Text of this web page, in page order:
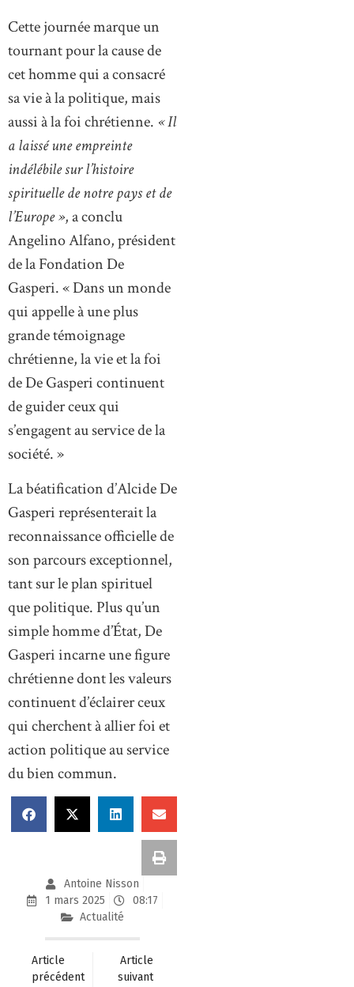
Cette journée marque un
tournant pour la cause de
cet homme qui a consacré
sa vie à la politique, mais
aussi à la foi chrétienne. « Il
a laissé une empreinte
indélébile sur l’histoire
spirituelle de notre pays et de
l’Europe », a conclu
Angelino Alfano, président
de la Fondation De
Gasperi. « Dans un monde
qui appelle à une plus
grande témoignage
chrétienne, la vie et la foi
de De Gasperi continuent
de guider ceux qui
s’engagent au service de la
société. »
La béatification d’Alcide De
Gasperi représenterait la
reconnaissance officielle de
son parcours exceptionnel,
tant sur le plan spirituel
que politique. Plus qu’un
simple homme d’État, De
Gasperi incarne une figure
chrétienne dont les valeurs
continuent d’éclairer ceux
qui cherchent à allier foi et
action politique au service
du bien commun.
Antoine Nisson
1 mars 2025
08:17
Actualité
Article
précédent
Article
suivant